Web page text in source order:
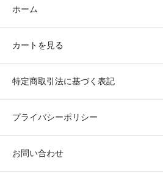
ホーム
カートを見る
特定商取引法に基づく表記
プライバシーポリシー
お問い合わせ